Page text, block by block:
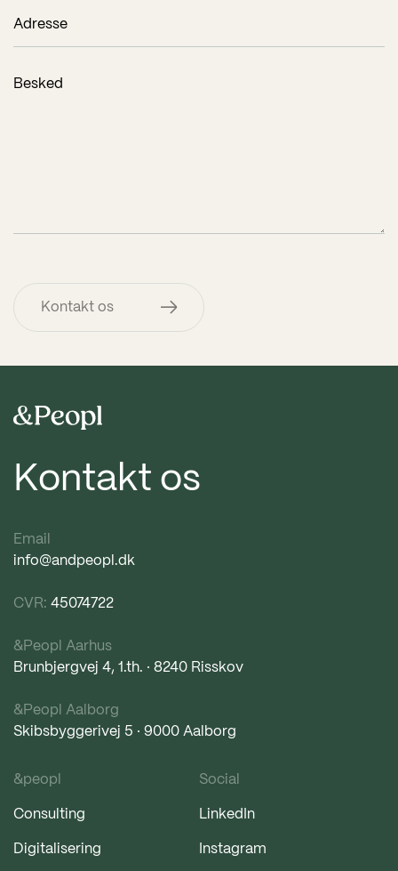
Kontakt os
Kontakt os
Email
info@andpeopl.dk
CVR: 45074722
&Peopl Aarhus
Brunbjergvej 4, 1.th. · 8240 Risskov
&Peopl Aalborg
Skibsbyggerivej 5 · 9000 Aalborg
&peopl
Consulting
Digitalisering
Social
LinkedIn
Instagram